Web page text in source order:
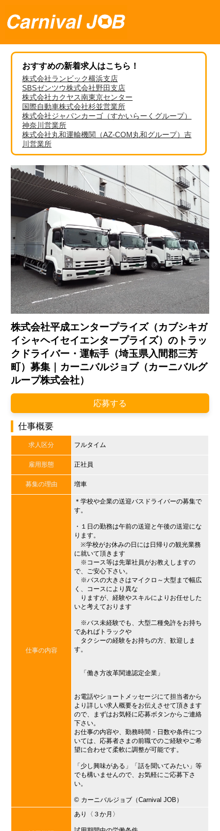
おすすめの新着求人はこちら！
株式会社ランビック横浜支店
SBSゼンツウ株式会社野田支店
株式会社カクヤス南東京センター
国際自動車株式会社杉並営業所
株式会社ジャパンカーゴ（すかいらーくグループ）
神奈川営業所
株式会社丸和運輸機関（AZ-COM丸和グループ）吉
川営業所
株式会社平成エンタープライズ（カブシキガ
イシャヘイセイエンタープライズ）のトラッ
クドライバー・運転手（埼玉県入間郡三芳
町）募集｜カーニバルジョブ（カーニバルグ
ループ株式会社）
応募する
仕事概要
求人区分 フルタイム
雇用形態 正社員
募集の理由 増車
仕事の内容
＊学校や企業の送迎バスドライバーの募集で
す。
・１日の勤務は午前の送迎と午後の送迎にな
ります。
※学校がお休みの日には日帰りの観光業務
に就いて頂きます
※コース等は先輩社員がお教えしますの
で、ご安心下さい。
※バスの大きさはマイクロ～大型まで幅広
く、コースにより異な
りますが、経験やスキルによりお任せした
いと考えております
※バス未経験でも、大型二種免許をお持ち
であればトラックや
タクシーの経験をお持ちの方、歓迎しま
す。
「働き方改革関連認定企業」
お電話やショートメッセージにて担当者から
より詳しい求人概要をお伝えさせて頂きます
ので、まずはお気軽に応募ボタンからご連絡
下さい。
お仕事の内容や、勤務時間・日数や条件につ
いては、応募者さまの前職でのご経験やご希
望に合わせて柔軟に調整が可能です。
「少し興味がある」「話を聞いてみたい」等
でも構いませんので、お気軽にご応募下さ
い。
©︎ カーニバルジョブ（Carnival JOB）
あり〈３か月〉